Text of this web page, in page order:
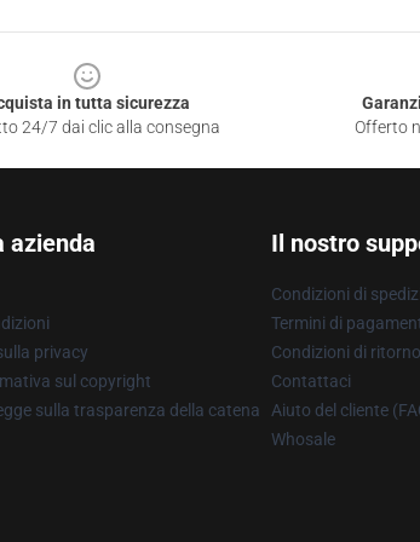
in tutta sicurezza
24/7 dai clic alla consegna
Offerto
azienda
privacy
sul copyright
sulla trasparenza della catena
Il nostro
Condizioni di
Termini di
Condizioni di
Contattaci
Aiuto del cliente
Whosale